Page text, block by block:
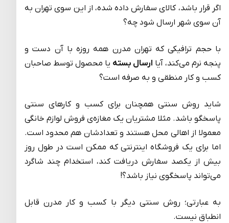
اگر قرار باشد، کالای سفارش داده شده، از این سوی تهران به
آن سوی شهر ارسال شود چه؟
با حجم ترافیکی که تهران مدرن همه روزه با آن دست و
پنجه نرم می‌کند، آیا ارسال بسته یا محصول توسط صاحبان
کسب و کار منطقی و به صرفه است؟
شاید روش سنتی همچنان برای کسب و کارهای سنتی
پاسخگو باشد. مثلا مشتریان یک مغازه‌ی فروش لوازم خانگی
معمولا از اهالی محل هستند و تعدادشان هم محدود است.
اما برای یک فروشگاه اینترنتی که ممکن است در طول روز
بیش از یکصد سفارش دریافت کند، استخدام چند شاگرد
می‌تواند پاسخگوی نیاز باشد؟!
به عبارتی؛ روش سنتی دیگر با کسب و کار مدرن قابل
انطباق نیست.